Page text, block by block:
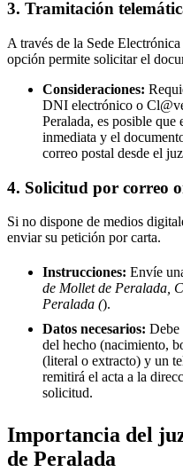
3. Tramitación
A través de la Sede
opción permite solicitar el
Consideraciones:
DNI electrónico o
Peralada, es posible que
inmediata y el
correo postal desde el
4. Solicitud por correo
Si no dispone de medios
enviar su petición por carta.
Instrucciones: Envíe
de Mollet de Peralada,
Peralada ().
Datos necesarios: Debe
del hecho (nacimiento,
(literal o extracto) y un
remitirá el acta a la
solicitud.
Importancia del
de Peralada